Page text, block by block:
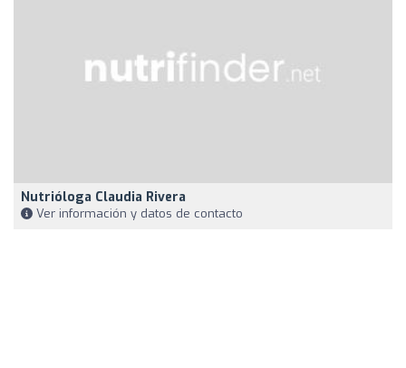
Nutrióloga Claudia Rivera
Ver información y datos de contacto